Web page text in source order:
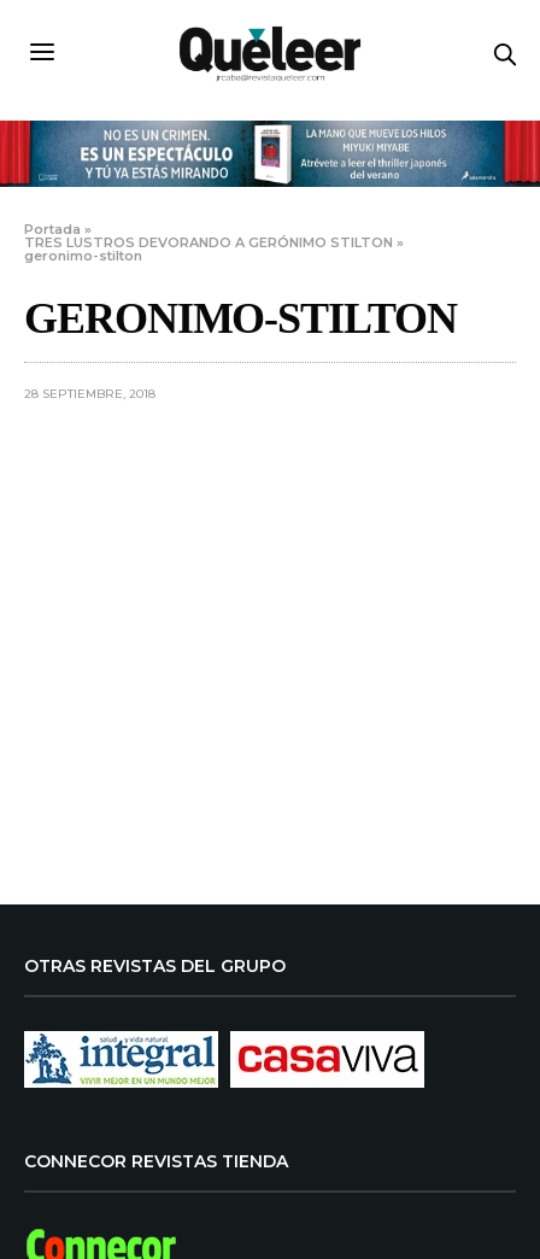
Portada »
TRES LUSTROS DEVORANDO A GERÓNIMO STILTON »
geronimo-stilton
GERONIMO-STILTON
28 SEPTIEMBRE, 2018
OTRAS REVISTAS DEL GRUPO
CONNECOR REVISTAS TIENDA